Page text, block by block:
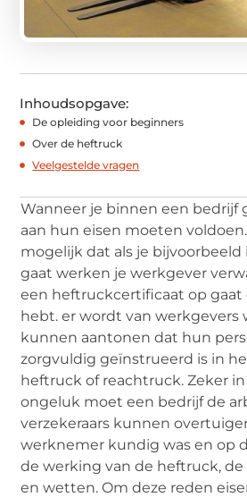
Inhoudsopgave:
De opleiding voor beginners
Over de heftruck
Veelgestelde vragen
Wanneer je binnen een bedrijf
aan hun eisen moeten
mogelijk dat als je bijvoorbeeld
gaat werken je werkgever
een heftruckcertificaat op gaat
hebt. er wordt van werkgevers
kunnen aantonen dat hun
zorgvuldig geïnstrueerd is in
heftruck of reachtruck. Zeker
ongeluk moet een bedrijf de
verzekeraars kunnen
werknemer kundig was en op
de werking van de heftruck,
en wetten. Om deze reden